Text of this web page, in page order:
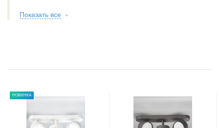
Показать все
НОВИНКА